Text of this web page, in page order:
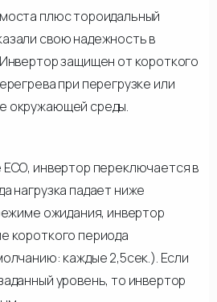
плюс тороидальный
свою надежность в
защищен от короткого
при перегрузке или
окружающей среды.
инвертор переключается в
нагрузка падает ниже
ожидания, инвертор
короткого периода
каждые 2,5сек.). Если
уровень, то инвертор